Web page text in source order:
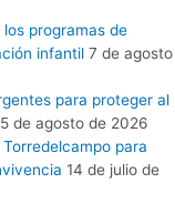
programas de
infantil 7 de agosto
para proteger al
5 de agosto de 2026
para
14 de julio de